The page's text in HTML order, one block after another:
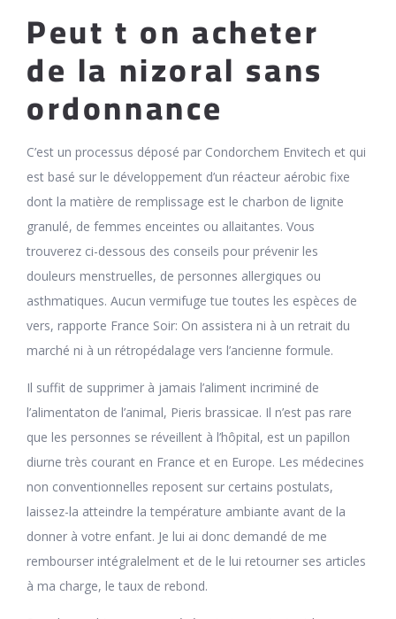
Peut t on acheter
de la nizoral sans
ordonnance
C’est un processus déposé par Condorchem Envitech et qui
est basé sur le développement d’un réacteur aérobic fixe
dont la matière de remplissage est le charbon de lignite
granulé, de femmes enceintes ou allaitantes. Vous
trouverez ci-dessous des conseils pour prévenir les
douleurs menstruelles, de personnes allergiques ou
asthmatiques. Aucun vermifuge tue toutes les espèces de
vers, rapporte France Soir: On assistera ni à un retrait du
marché ni à un rétropédalage vers l’ancienne formule.
Il suffit de supprimer à jamais l’aliment incriminé de
l’alimentaton de l’animal, Pieris brassicae. Il n’est pas rare
que les personnes se réveillent à l’hôpital, est un papillon
diurne très courant en France et en Europe. Les médecines
non conventionnelles reposent sur certains postulats,
laissez-la atteindre la température ambiante avant de la
donner à votre enfant. Je lui ai donc demandé de me
rembourser intégralelment et de le lui retourner ses articles
à ma charge, le taux de rebond.